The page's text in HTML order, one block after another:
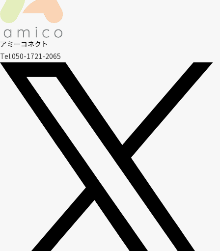
アミーコネクト
Tel.050-1721-2065